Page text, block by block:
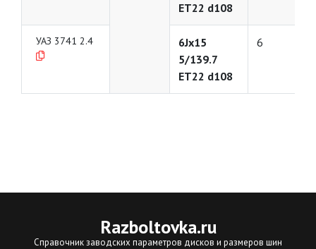
ET22 d108
УАЗ 3741 2.4
6Jx15
5/139.7
ET22 d108
6
Razboltovka.ru
Справочник заводских параметров дисков и размеров шин